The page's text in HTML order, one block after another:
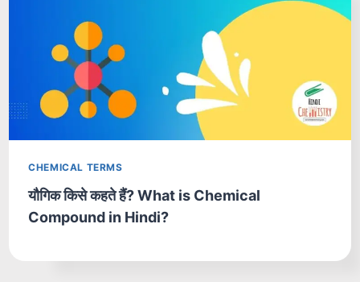
CHEMICAL TERMS
यौगिक किसे कहते हैं? What is Chemical
Compound in Hindi?